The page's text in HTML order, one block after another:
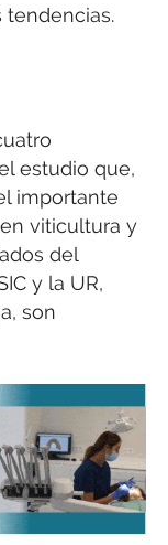
estudio que,
importante
viticultura y
del
y la UR,
son